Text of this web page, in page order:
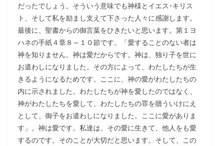
だったでしょう。そういう意味でも神様とイエス･キリス
ト、そして私を励まし支えて下さった人々に感謝します。
最後に、聖書からの御言葉をひきたいと思います。第１ヨ
ハネの手紙４章８～１０節です。「愛することのない者は
神を知りません。神は愛だからです。神は、独り子を世に
お遣わしになりました。その方によって、わたしたちが生
きるようになるためです。ここに、神の愛がわたしたちの
内に示されました。わたしたちが神を愛したのではなく、
神がわたしたちを愛して、わたしたちの罪を贖ういけにえ
として、御子をお遣わしになりました。ここに愛がありま
す」。神は愛です。私達は、その愛に生きて、他人をも愛
するのです。そのことが大切だと思います。そして、この